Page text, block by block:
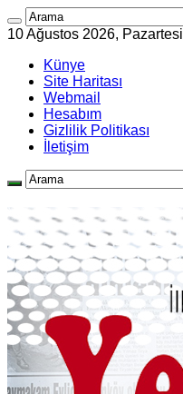
10 Ağustos 2026, Pazartesi
Künye
Site Haritası
Webmail
Hesabım
Gizlilik Politikası
İletişim